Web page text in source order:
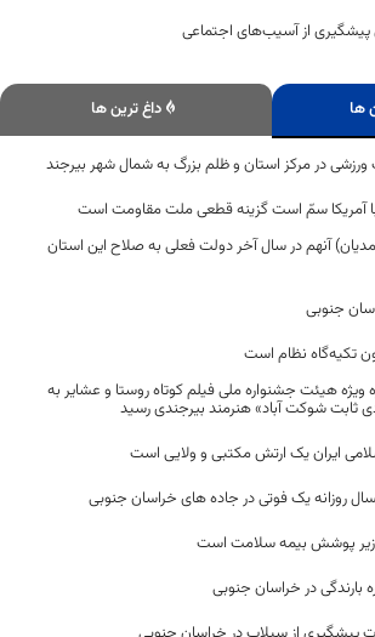
پیشگیری از آسیب‌های اجتماعی
ها داغ ترین ها
ورزشی در مرکز استان و ظلم بزرگ به شمال شهر بیرجند
آمریکا سمّ است گزینه قطعی ملت مقاومت است
آنهم در سال آخر دولت فعلی به صلاح این استان
جنوبی
تکیه‌گاه نظام است
ویژه هیئت جشنواره ملی فیلم کوتاه روستا و عشایر به
ثابت شوکت آباد» هنرمند بیرجندی رسید
ایران یک ارتش مکتبی و ولایی است
روزانه یک فوتی در جاده های خراسان جنوبی
زیر پوشش بیمه سلامت است
بارندگی در خراسان جنوبی